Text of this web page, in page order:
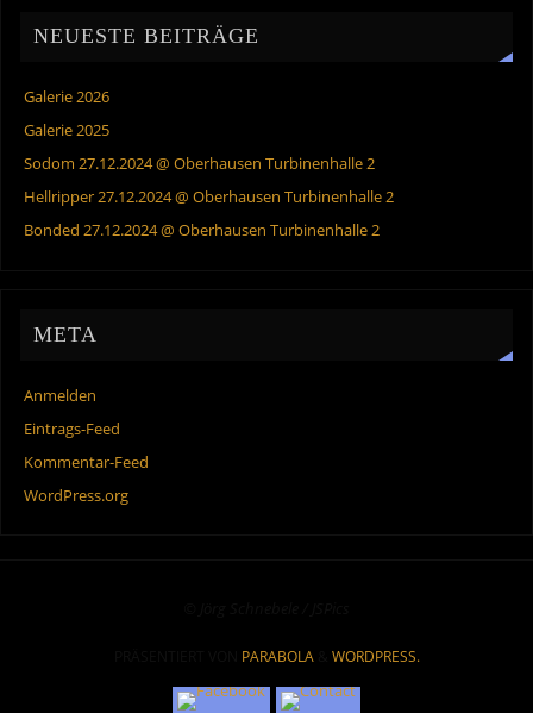
NEUESTE BEITRÄGE
Galerie 2026
Galerie 2025
Sodom 27.12.2024 @ Oberhausen Turbinenhalle 2
Hellripper 27.12.2024 @ Oberhausen Turbinenhalle 2
Bonded 27.12.2024 @ Oberhausen Turbinenhalle 2
META
Anmelden
Eintrags-Feed
Kommentar-Feed
WordPress.org
PARABOLA& WORDPRESS.